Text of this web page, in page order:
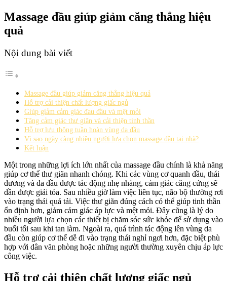
Massage đầu giúp giảm căng thẳng hiệu
quả
Nội dung bài viết
Massage đầu giúp giảm căng thẳng hiệu quả
Hỗ trợ cải thiện chất lượng giấc ngủ
Giúp giảm cảm giác đau đầu và mệt mỏi
Tăng cảm giác thư giãn và cải thiện tinh thần
Hỗ trợ lưu thông tuần hoàn vùng da đầu
Vì sao ngày càng nhiều người lựa chọn massage đầu tại nhà?
Kết luận
Một trong những lợi ích lớn nhất của massage đầu chính là khả năng
giúp cơ thể thư giãn nhanh chóng. Khi các vùng cơ quanh đầu, thái
dương và da đầu được tác động nhẹ nhàng, cảm giác căng cứng sẽ
dần được giải tỏa. Sau nhiều giờ làm việc liên tục, não bộ thường rơi
vào trạng thái quá tải. Việc thư giãn đúng cách có thể giúp tinh thần
ổn định hơn, giảm cảm giác áp lực và mệt mỏi. Đây cũng là lý do
nhiều người lựa chọn các thiết bị chăm sóc sức khỏe để sử dụng vào
buổi tối sau khi tan làm. Ngoài ra, quá trình tác động lên vùng da
đầu còn giúp cơ thể dễ đi vào trạng thái nghỉ ngơi hơn, đặc biệt phù
hợp với dân văn phòng hoặc những người thường xuyên chịu áp lực
công việc.
Hỗ trợ cải thiện chất lượng giấc ngủ